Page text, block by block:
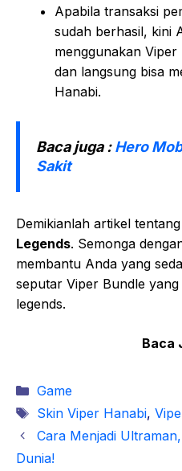
Apabila transaksi
sudah berhasil, kini
menggunakan
dan langsung bisa
Hanabi.
Baca juga :Hero
Sakit
Demikianlah artikel tentang
Legends. Semonga
membantu Anda yang
seputar Viper Bundle
legends.
Baca
Kategori
Game
Tag
Skin Viper Hanabi,
Cara Menjadi
Dunia!